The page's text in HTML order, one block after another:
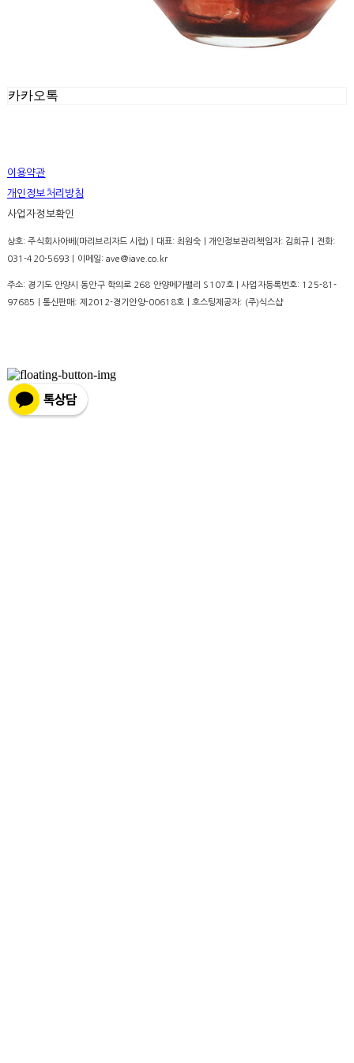
카카오톡
이용약관
개인정보처리방침
사업자정보확인
상호: 주식회사아베(마리브리자드 시럽) | 대표: 최원숙 | 개인정보관리책임자: 김희규 | 전화:
031-420-5693 | 이메일: ave@iave.co.kr
주소: 경기도 안양시 동안구 학의로 268 안양메가밸리 S107호 | 사업자등록번호: 125-81-
97685
| 통신판매: 제2012-경기안양-00618호 | 호스팅제공자: (주)식스샵